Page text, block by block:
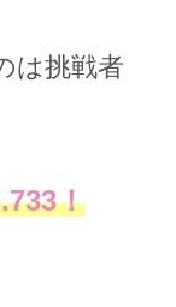
は挑戦者
！